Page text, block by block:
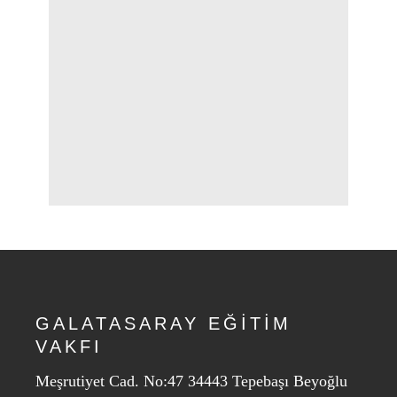
GALATASARAY EĞİTİM
VAKFI
Meşrutiyet Cad. No:47 34443 Tepebaşı Beyoğlu